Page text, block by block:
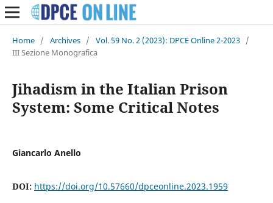
Home / Archives / Vol. 59 No. 2 (2023): DPCE Online 2-2023 /
III Sezione Monografica
Jihadism in the Italian Prison
System: Some Critical Notes
Giancarlo Anello
DOI: https://doi.org/10.57660/dpceonline.2023.1959